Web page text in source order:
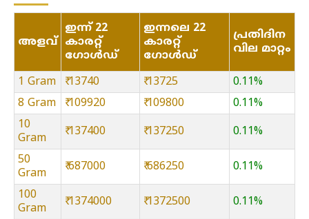
അളവ്
ഇന്ന് 22
കാരറ്റ്
ഗോൾഡ്
ഇന്നലെ 22
കാരറ്റ്
ഗോൾഡ്
പ്രതിദിന
വില മാറ്റം
1 Gram ₹ 13740 ₹ 13725
0.11%
8 Gram
₹ 109920 ₹ 109800
0.11%
10
Gram
₹ 137400 ₹ 137250 0.11%
50
Gram
₹ 687000 ₹ 686250 0.11%
100
Gram
₹ 1374000 ₹ 1372500 0.11%